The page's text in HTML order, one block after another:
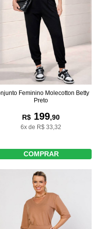
Feminino Molecotton Betty
Preto
R$ 199,90
6x de R$ 33,32
COMPRAR